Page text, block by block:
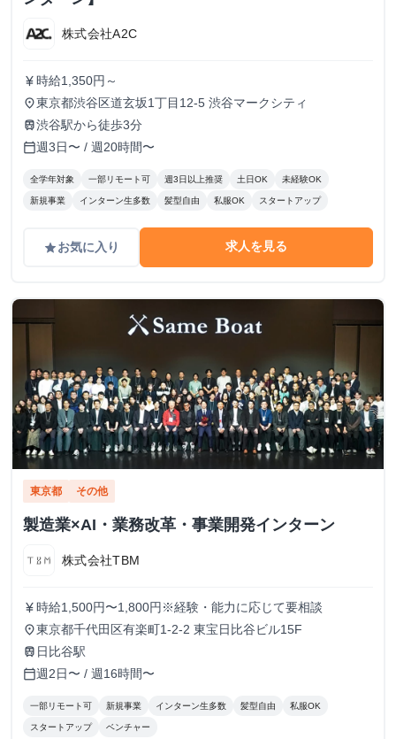
株式会社A2C
currency_yen 時給1,350円～
place東京都渋谷区道玄坂1丁目12-5 渋谷マークシティ
train渋谷駅から徒歩3分
calendar_today週3日〜 / 週20時間〜
全学年対象 一部リモート可 週3日以上推奨 土日OK 未経験OK
新規事業 インターン生多数 髪型自由 私服OK スタートアップ
gradeお気に入り 求人を見る
東京都 その他
製造業×AI・業務改革・事業開発インターン
株式会社TBM
currency_yen 時給1,500円〜1,800円※経験・能力に応じて要相談
place東京都千代田区有楽町1-2-2 東宝日比谷ビル15F
train 日比谷駅
calendar_today週2日〜 / 週16時間〜
一部リモート可 新規事業 インターン生多数 髪型自由 私服OK
スタートアップ ベンチャー